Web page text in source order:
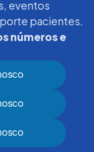
eventos
pacientes.
números e